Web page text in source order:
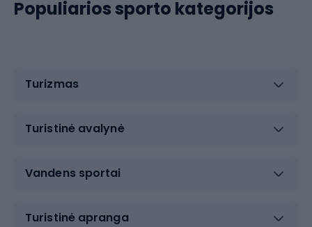
Populiarios sporto kategorijos
Turizmas
Turistinė avalynė
Vandens sportai
Turistinė apranga